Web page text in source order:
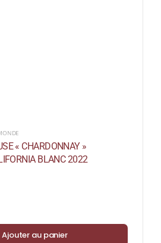
« CHARDONNAY »
BLANC 2022
Ajouter au panier